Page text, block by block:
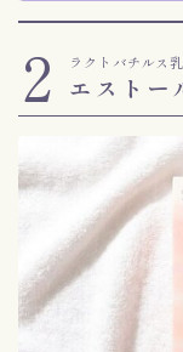
2 ラクトバチルス
エストー